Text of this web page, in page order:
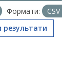
Формати:
CSV
результати